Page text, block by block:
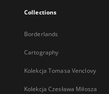
Collections
Borderlands
Cartography
Kolekcja Tomasa Venclovy
Kolekcja Czesława Miłosza